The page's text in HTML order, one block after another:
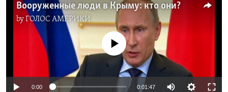
Языки
Вооруженные люди в Крыму: кто они?
byГОЛОС АМЕРИКИ
No media source currently available
0:00 0:01:47